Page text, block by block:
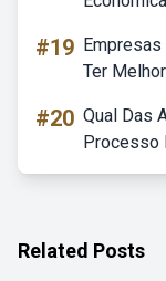
#19
Ter
#20 Qual Das
Processo
Related Posts